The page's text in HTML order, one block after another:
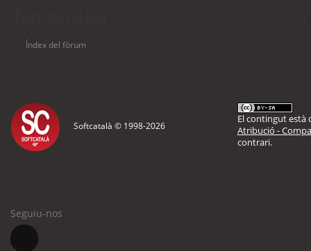
Índex del fòrum
Softcatalà © 1998-2026
El contingut està
Atribució -
contrari.
Seguiu-nos